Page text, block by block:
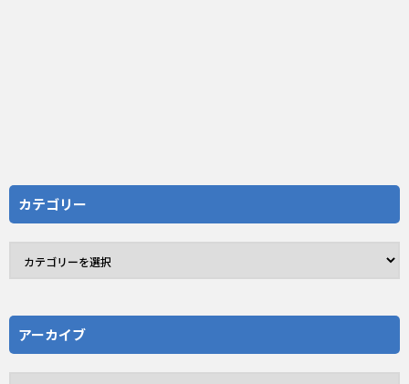
カテゴリー
アーカイブ